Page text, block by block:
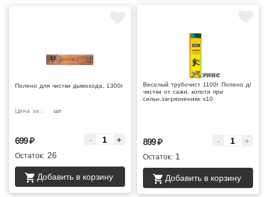
Полено для чистки дымохода, 1300г
Цена за : шт
699₽ - +
Остаток: 26
Добавить в корзину
Веселый трубочист 1100г Полено д/
чистки от сажи, копоти при
сильн.загрязнениях х10
899₽ - +
Остаток: 1
Добавить в корзину